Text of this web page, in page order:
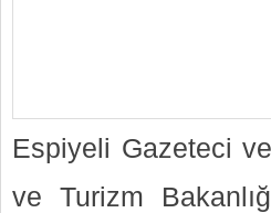
Espiyeli Gazeteci
ve Turizm